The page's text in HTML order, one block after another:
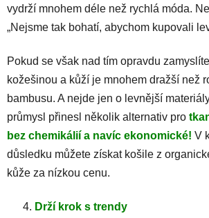
vydrží mnohem déle než rychlá móda.
„Nejsme tak bohatí, abychom kupovali
Pokud se však nad tím opravdu
kožešinou a kůží je mnohem dražší než
bambusu. A nejde jen o levnější
průmysl přinesl několik alternativ pro
bez chemikálií a navíc ekonomické! V
důsledku můžete získat košile z
kůže za nízkou cenu.
Drží krok s trendy